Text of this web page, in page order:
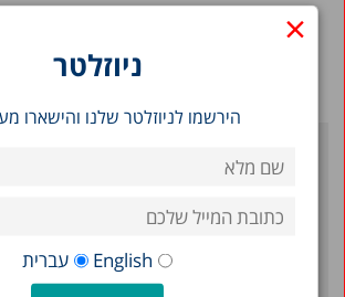
×
ניוזלטר
הירשמו לניוזלטר שלנו והישארו
English עברית
מילואים בישראל 2026: דוח מצב
תמונת מצב המדינה